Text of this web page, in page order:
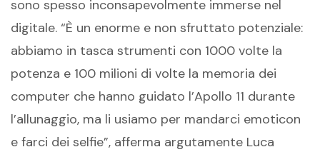
sono spesso inconsapevolmente immerse nel
digitale. “È un enorme e non sfruttato potenziale:
abbiamo in tasca strumenti con 1000 volte la
potenza e 100 milioni di volte la memoria dei
computer che hanno guidato l’Apollo 11 durante
l’allunaggio, ma li usiamo per mandarci emoticon
e farci dei selfie”, afferma argutamente Luca